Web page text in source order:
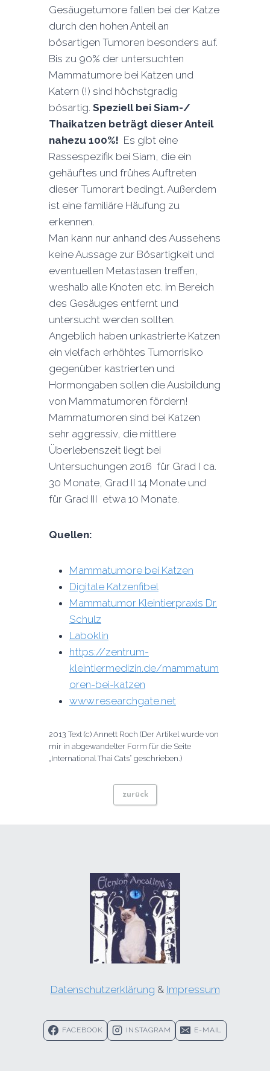
Gesäugetumore fallen bei der Katze
durch den hohen Anteil an
bösartigen Tumoren besonders auf.
Bis zu 90% der untersuchten
Mammatumore bei Katzen und
Katern (!) sind höchstgradig
bösartig. Speziell bei Siam-/
Thaikatzen beträgt dieser Anteil
nahezu 100%! Es gibt eine
Rassespezifik bei Siam, die ein
gehäuftes und frühes Auftreten
dieser Tumorart bedingt. Außerdem
ist eine familiäre Häufung zu
erkennen.
Man kann nur anhand des Aussehens
keine Aussage zur Bösartigkeit und
eventuellen Metastasen treffen,
weshalb alle Knoten etc. im Bereich
des Gesäuges entfernt und
untersucht werden sollten.
Angeblich haben unkastrierte Katzen
ein vielfach erhöhtes Tumorrisiko
gegenüber kastrierten und
Hormongaben sollen die Ausbildung
von Mammatumoren fördern!
Mammatumoren sind bei Katzen
sehr aggressiv, die mittlere
Überlebenszeit liegt bei
Untersuchungen 2016 für Grad I ca.
30 Monate, Grad II 14 Monate und
für Grad III etwa 10 Monate.
Quellen:
Mammatumore bei Katzen
Digitale Katzenfibel
Mammatumor Kleintierpraxis Dr.
Schulz
Laboklin
https://zentrum-
kleintiermedizin.de/mammatum
oren-bei-katzen
www.researchgate.net
2013 Text (c) Annett Roch (Der Artikel wurde von
mir in abgewandelter Form für die Seite
„International Thai Cats“ geschrieben.)
zurück
Datenschutzerklärung & Impressum
FACEBOOK INSTAGRAM E-MAIL